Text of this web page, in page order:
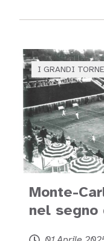
I GRANDI
Monte-
nel segno